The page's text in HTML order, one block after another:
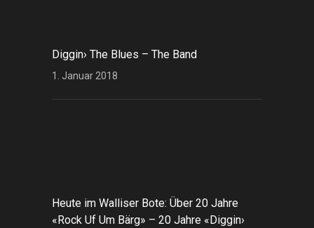
Diggin› The Blues – The Band
1. Januar 2018
Heute im Walliser Bote: Über 20 Jahre
«Rock Uf Um Bärg» – 20 Jahre «Diggin›